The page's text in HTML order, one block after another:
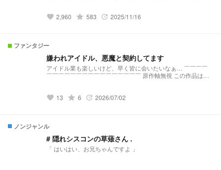
って所詮この悪魔の片割れでしかないんだな…
名前変換可能にしました！ 主人公は玲音くんを拒絶している
特待生ちゃん&グールからの総愛され 衝動書き 設定矛盾あり
キャラ崩壊ありかも 口調迷子 この時点で解釈違い、地雷の場
合はすぐさまブラウザバック
favorite 2,960 grade 583 update 2025/11/16
ファンタジー
嫌われアイドル、悪魔と契約してます
アイドル業も楽しいけど、早く皆に会いたいなぁ… ￣￣￣￣
￣￣￣￣￣￣￣￣￣￣￣￣￣￣￣￣ 原作軸無視 この作品は
https://novel.prcm.jp/novel/glD82PmsjjyliCBqfTfE モルトクラ
https://novel.prcm.jp/novel/LFFkic92506L2pUA5hSQ ヴァガス
トロム主×twst
https://novel.prcm.jp/novel/0Di6NmZrhkejeVVqc2KV ジャバウ
ォック主×prsk
favorite 13 grade 6 update 2026/07/02
ノンジャンル
# 隠れシスコンの草薙さん .
「 はいはい、お兄ちゃんですよ 」